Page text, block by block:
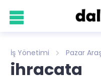
İş Yönetimi Pazar
ihracata